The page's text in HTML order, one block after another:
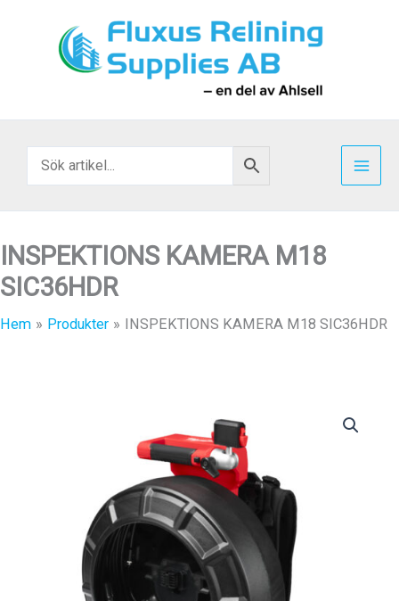
INSPEKTIONS KAMERA M18
SIC36HDR
Hem Produkter INSPEKTIONS KAMERA M18 SIC36HDR